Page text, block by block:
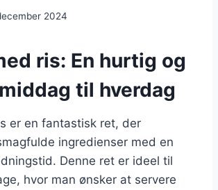
2024
ris: En hurtig og
til hverdag
er en fantastisk ret, der
ingredienser med en
Denne ret er ideel til
hvor man ønsker at servere